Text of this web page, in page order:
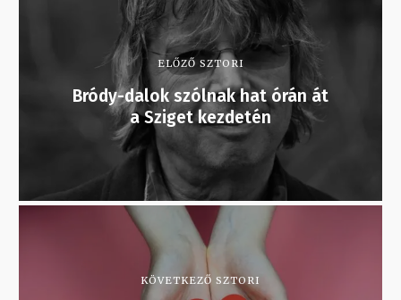
ELŐZŐ SZTORI
Bródy-dalok szólnak hat órán át
a Sziget kezdetén
KÖVETKEZŐ SZTORI